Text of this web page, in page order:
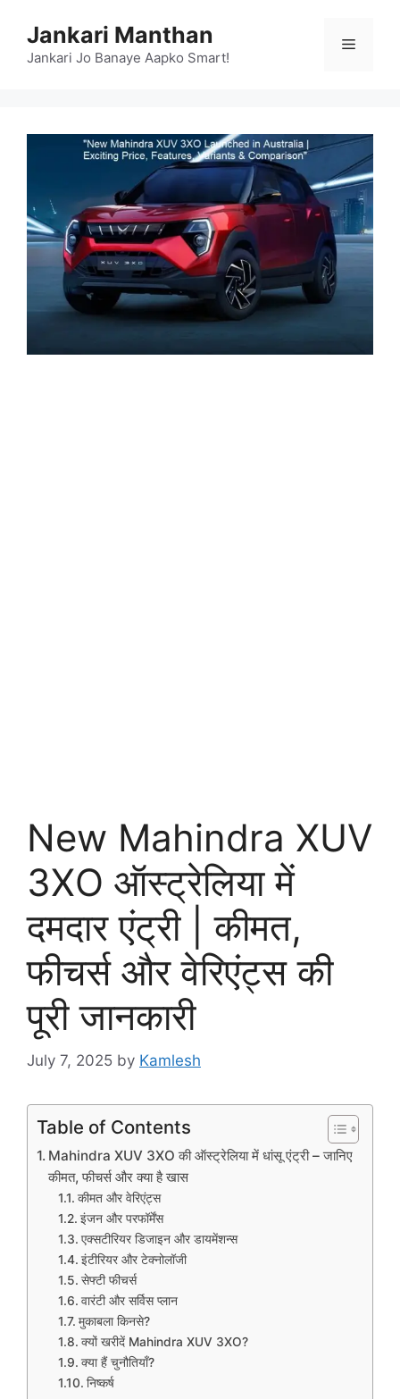
content
Jankari Manthan
Jankari Jo Banaye Aapko Smart!
Menu
New Mahindra XUV
3XO ऑस्ट्रेलिया में
दमदार एंट्री | कीमत,
फीचर्स और वेरिएंट्स की
पूरी जानकारी
July 7, 2025 by Kamlesh
Table of Contents
Mahindra XUV 3XO की ऑस्ट्रेलिया में धांसू एंट्री – जानिए
कीमत, फीचर्स और क्या है खास
कीमत और वेरिएंट्स
इंजन और परफॉर्मेंस
एक्सटीरियर डिजाइन और डायमेंशन्स
इंटीरियर और टेक्नोलॉजी
सेफ्टी फीचर्स
वारंटी और सर्विस प्लान
मुकाबला किनसे?
क्यों खरीदें Mahindra XUV 3XO?
क्या हैं चुनौतियाँ?
निष्कर्ष